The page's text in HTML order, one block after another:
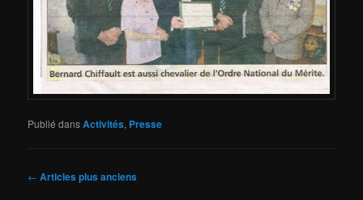
Publié dansActivités, Presse
Navigation
← Articles plus anciens